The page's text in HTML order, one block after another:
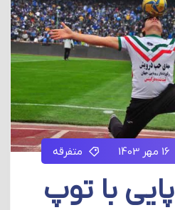
متفرقه
با توپ